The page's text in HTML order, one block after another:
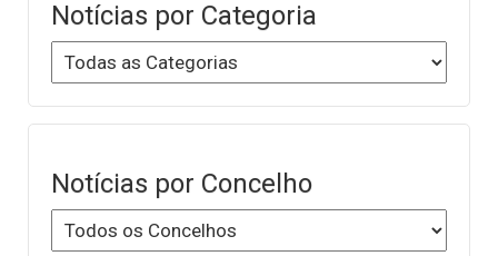
Notícias por Categoria
Notícias por Concelho